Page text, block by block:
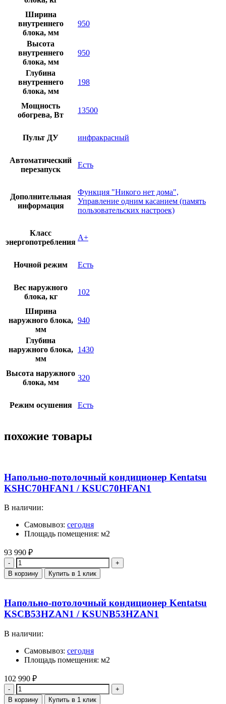
Ширина
внутреннего
блока, мм
950
Высота
внутреннего
блока, мм
950
Глубина
внутреннего
блока, мм
198
Мощность
обогрева, Вт
13500
Пульт ДУ инфракрасный
Автоматический
перезапуск
Есть
Дополнительная
информация
Функция "Никого нет дома",
Управление одним касанием (память
пользовательских настроек)
Класс
энергопотребления
A+
Ночной режим Есть
Вес наружного
блока, кг
102
Ширина
наружного блока,
мм
940
Глубина
наружного блока,
мм
1430
Высота наружного
блока, мм
320
Режим осушения Есть
похожие товары
Напольно-потолочный кондиционер Kentatsu
KSHC70HFAN1 / KSUC70HFAN1
В наличии:
Самовывоз: сегодня
Площадь помещения: м2
93 990 ₽
Количество
В корзину Купить в 1 клик
Напольно-потолочный кондиционер Kentatsu
KSCB53HZAN1 / KSUNB53HZAN1
В наличии:
Самовывоз: сегодня
Площадь помещения: м2
102 990 ₽
Количество
В корзину Купить в 1 клик